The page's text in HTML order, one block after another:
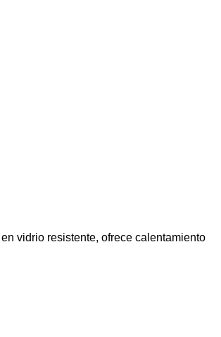
vidrio resistente, ofrece calentamiento